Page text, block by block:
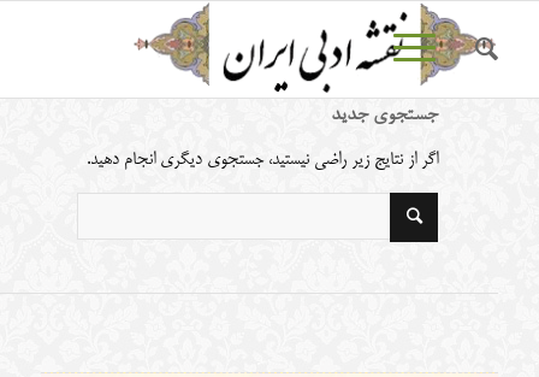
جستجوی جدید
اگر از نتایج زیر راضی نیستید، جستجوی دیگری انجام دهید.